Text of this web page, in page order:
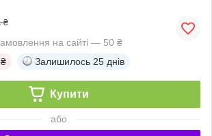
₴
на сайті — 50 ₴
Залишилось 25 днів
Купити
або